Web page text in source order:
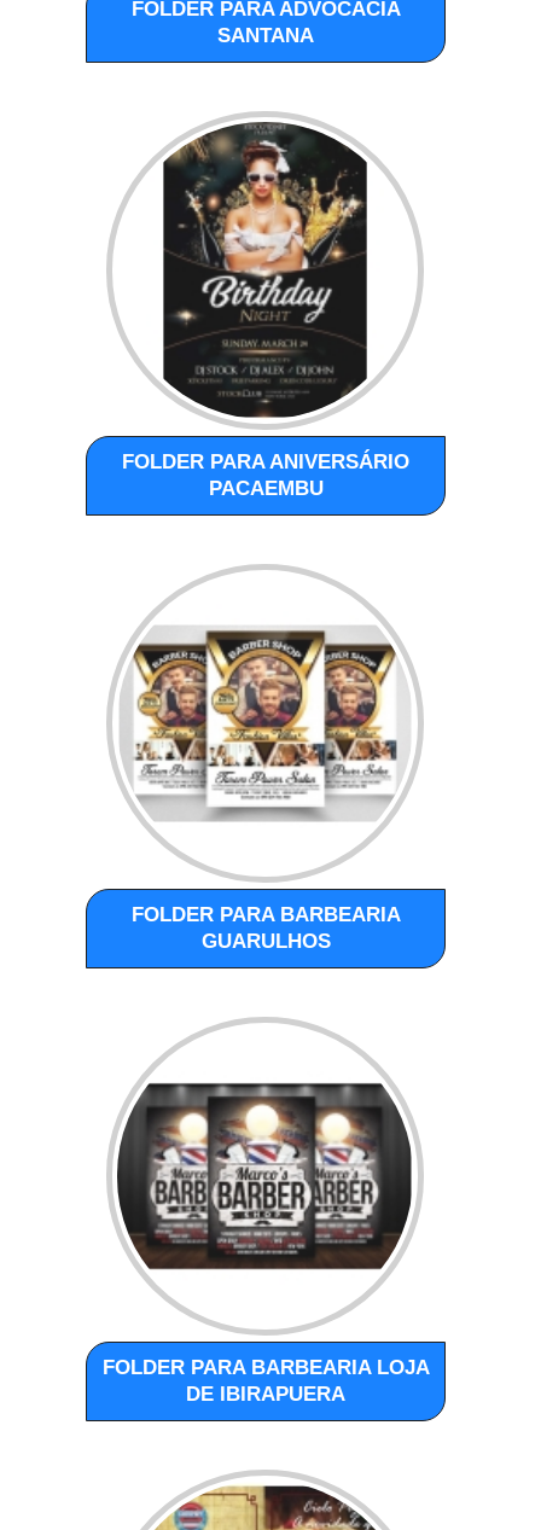
FOLDER PARA ADVOCACIA
SANTANA
FOLDER PARA ANIVERSÁRIO
PACAEMBU
FOLDER PARA BARBEARIA
GUARULHOS
FOLDER PARA BARBEARIA LOJA
DE IBIRAPUERA